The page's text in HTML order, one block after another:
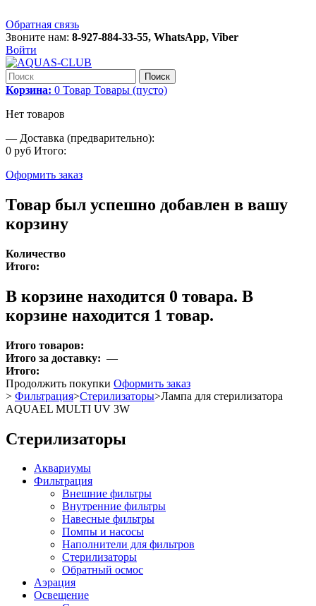
Обратная связь
Звоните нам: 8-927-884-33-55, WhatsApp, Viber
Войти
Поиск
Корзина: 0 Товар Товары (пусто)
Нет товаров
— Доставка (предварительно):
0 руб Итого:
Оформить заказ
Товар был успешно добавлен в вашу
корзину
Количество
Итого:
В корзине находится 0 товара. В
корзине находится 1 товар.
Итого товаров:
Итого за доставку: —
Итого:
Продолжить покупки Оформить заказ
> Фильтрация>Стерилизаторы>Лампа для стерилизатора
AQUAEL MULTI UV 3W
Стерилизаторы
Аквариумы
Фильтрация
Внешние фильтры
Внутренние фильтры
Навесные фильтры
Помпы и насосы
Наполнители для фильтров
Стерилизаторы
Обратный осмос
Аэрация
Освещение